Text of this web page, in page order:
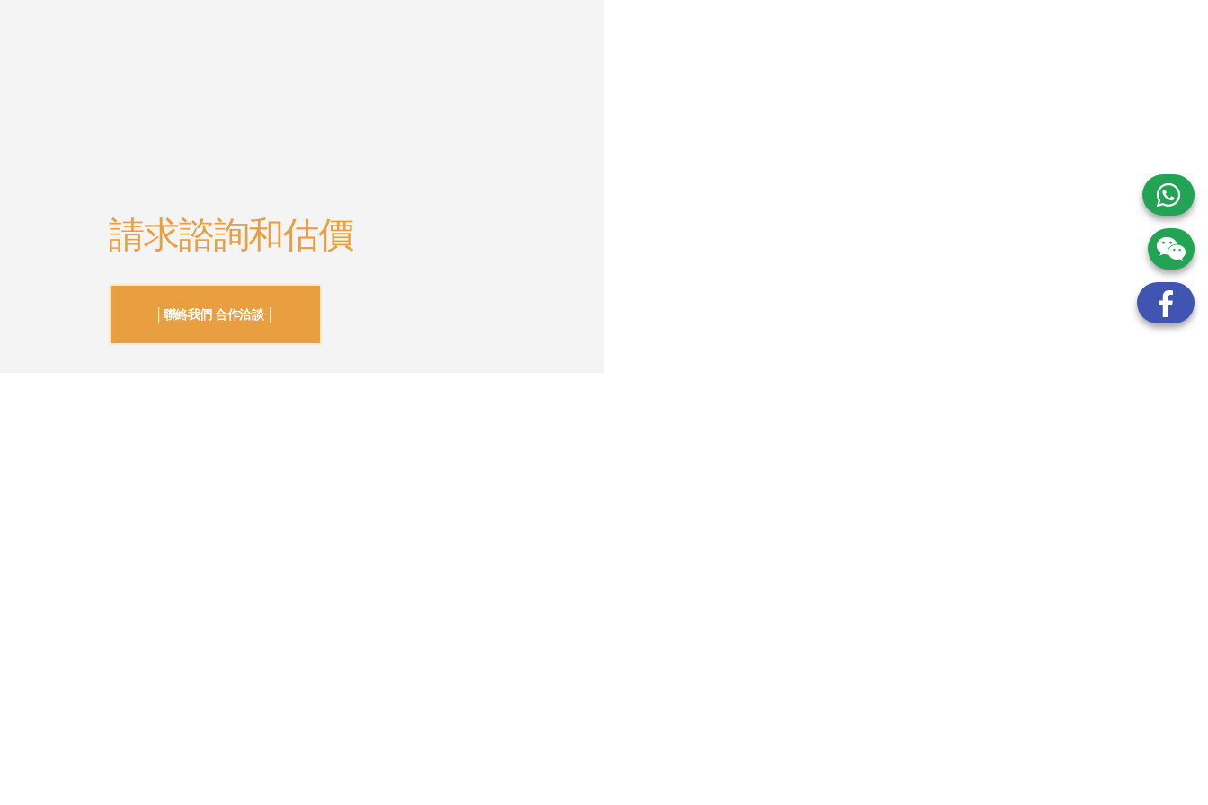
請求諮詢和估價
│聯絡我們 合作洽談 │